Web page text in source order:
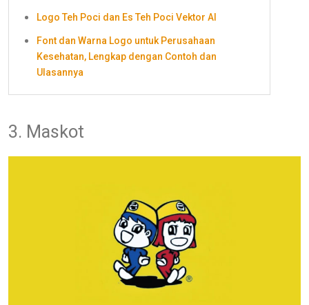
Logo Teh Poci dan Es Teh Poci Vektor AI
Font dan Warna Logo untuk Perusahaan
Kesehatan, Lengkap dengan Contoh dan
Ulasannya
3. Maskot